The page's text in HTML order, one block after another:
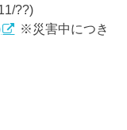
??)
※災害中につき